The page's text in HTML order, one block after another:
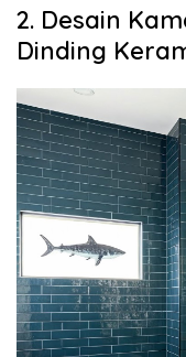
2. Desain
Dinding